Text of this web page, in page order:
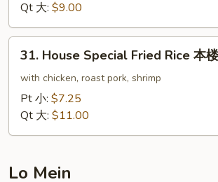
Rice
菜
炒
Qt 大: $9.00
House
Special
Fried
Rice
31. House Special Fried Rice 本
with chicken, roast pork, shrimp
Pt 小: $7.25
Qt 大: $11.00
Lo Mein